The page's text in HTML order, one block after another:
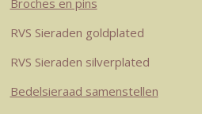
r
a
e
s
n
Broches en pins
RVS Sieraden goldplated
RVS Sieraden silverplated
Bedelsieraad samenstellen